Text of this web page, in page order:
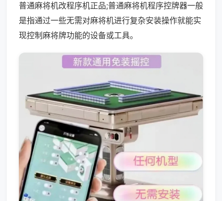
普通麻将机改程序机正品;普通麻将机程序控牌器一般
是指通过一些无需对麻将机进行复杂安装操作就能实
现控制麻将牌功能的设备或工具。